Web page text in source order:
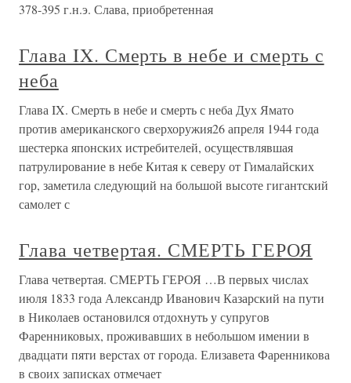
378-395 г.н.э. Слава, приобретенная
Глава IX. Смерть в небе и смерть с
неба
Глава IX. Смерть в небе и смерть с неба Дух Ямато
против американского сверхоружия26 апреля 1944 года
шестерка японских истребителей, осуществлявшая
патрулирование в небе Китая к северу от Гималайских
гор, заметила следующий на большой высоте гигантский
самолет с
Глава четвертая. СМЕРТЬ ГЕРОЯ
Глава четвертая. СМЕРТЬ ГЕРОЯ …В первых числах
июля 1833 года Александр Иванович Казарский на пути
в Николаев остановился отдохнуть у супругов
Фаренниковых, проживавших в небольшом имении в
двадцати пяти верстах от города. Елизавета Фаренникова
в своих записках отмечает